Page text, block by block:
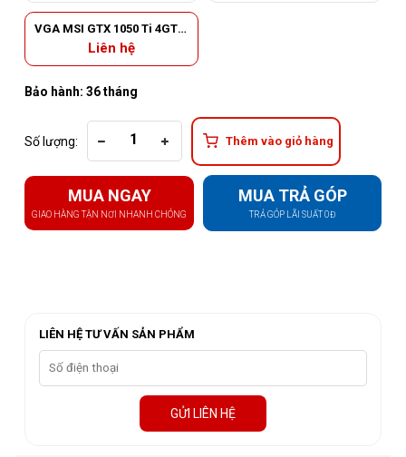
VGA MSI GTX 1050 Ti 4GT O
CV1
Liên hệ
Bảo hành: 36 tháng
Số lượng: Thêm vào giỏ hàng
MUA NGAY
GIAO HÀNG TẬN NƠI NHANH CHÓNG
MUA TRẢ GÓP
TRẢ GÓP LÃI SUẤT 0Đ
LIÊN HỆ TƯ VẤN SẢN PHẨM
GỬI LIÊN HỆ